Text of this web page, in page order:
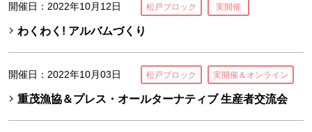
開催日：2022年10月12日 松戸ブロック 実開催
わくわく! アルバムづくり
開催日：2022年10月03日 松戸ブロック 実開催＆オンライン
重茂漁協＆プレス・オールターナティブ 生産者交流会